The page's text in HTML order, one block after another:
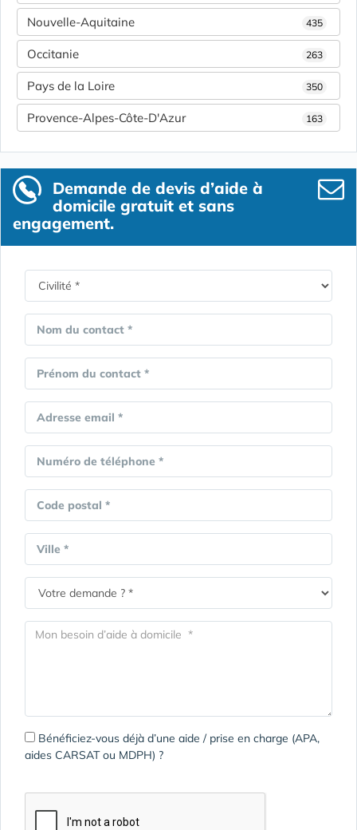
Nouvelle-Aquitaine 435
Occitanie 263
Pays de la Loire 350
Provence-Alpes-Côte-D'Azur 163
Demande de devis d’aide à
domicile gratuit et sans
engagement.
Nom du contact *
Prénom du contact *
Adresse email *
Numéro de téléphone *
Code postal *
Ville *
Bénéficiez-vous déjà d’une aide / prise en charge (APA,
aides CARSAT ou MDPH) ?